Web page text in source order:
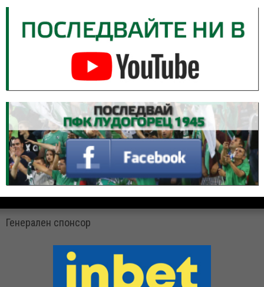
Генерален спонсор